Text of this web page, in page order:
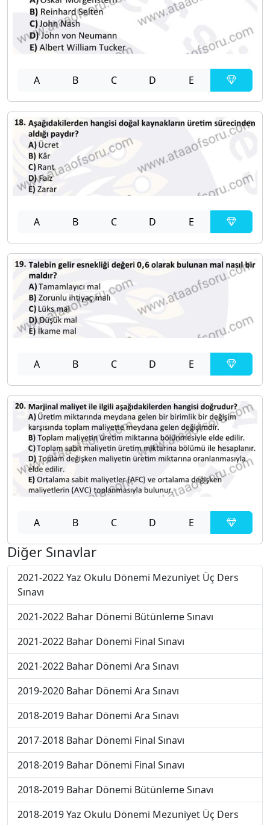
A B C D E
A B C D E
A B C D E
A B C D E
Diğer Sınavlar
2021-2022 Yaz Okulu Dönemi Mezuniyet Üç Ders
Sınavı
2021-2022 Bahar Dönemi Bütünleme Sınavı
2021-2022 Bahar Dönemi Final Sınavı
2021-2022 Bahar Dönemi Ara Sınavı
2019-2020 Bahar Dönemi Ara Sınavı
2018-2019 Bahar Dönemi Ara Sınavı
2017-2018 Bahar Dönemi Final Sınavı
2018-2019 Bahar Dönemi Final Sınavı
2018-2019 Bahar Dönemi Bütünleme Sınavı
2018-2019 Yaz Okulu Dönemi Mezuniyet Üç Ders